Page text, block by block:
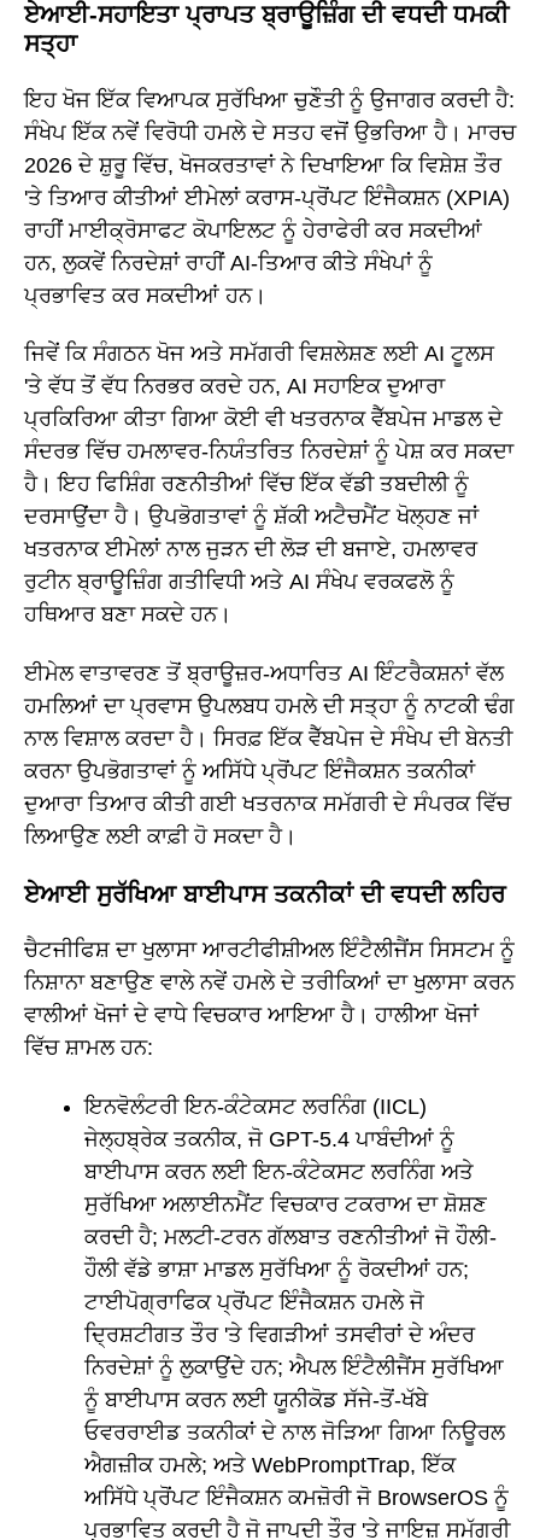
ਏਆਈ-ਸਹਾਇਤਾ ਪ੍ਰਾਪਤ ਬ੍ਰਾਊਜ਼ਿੰਗ ਦੀ ਵਧਦੀ ਧਮਕੀ
ਸਤ੍ਹਾ
ਇਹ ਖੋਜ ਇੱਕ ਵਿਆਪਕ ਸੁਰੱਖਿਆ ਚੁਣੌਤੀ ਨੂੰ ਉਜਾਗਰ ਕਰਦੀ ਹੈ:
ਸੰਖੇਪ ਇੱਕ ਨਵੇਂ ਵਿਰੋਧੀ ਹਮਲੇ ਦੇ ਸਤਹ ਵਜੋਂ ਉਭਰਿਆ ਹੈ। ਮਾਰਚ
2026 ਦੇ ਸ਼ੁਰੂ ਵਿੱਚ, ਖੋਜਕਰਤਾਵਾਂ ਨੇ ਦਿਖਾਇਆ ਕਿ ਵਿਸ਼ੇਸ਼ ਤੌਰ
'ਤੇ ਤਿਆਰ ਕੀਤੀਆਂ ਈਮੇਲਾਂ ਕਰਾਸ-ਪ੍ਰੋਂਪਟ ਇੰਜੈਕਸ਼ਨ (XPIA)
ਰਾਹੀਂ ਮਾਈਕ੍ਰੋਸਾਫਟ ਕੋਪਾਇਲਟ ਨੂੰ ਹੇਰਾਫੇਰੀ ਕਰ ਸਕਦੀਆਂ
ਹਨ, ਲੁਕਵੇਂ ਨਿਰਦੇਸ਼ਾਂ ਰਾਹੀਂ AI-ਤਿਆਰ ਕੀਤੇ ਸੰਖੇਪਾਂ ਨੂੰ
ਪ੍ਰਭਾਵਿਤ ਕਰ ਸਕਦੀਆਂ ਹਨ।
ਜਿਵੇਂ ਕਿ ਸੰਗਠਨ ਖੋਜ ਅਤੇ ਸਮੱਗਰੀ ਵਿਸ਼ਲੇਸ਼ਣ ਲਈ AI ਟੂਲਸ
'ਤੇ ਵੱਧ ਤੋਂ ਵੱਧ ਨਿਰਭਰ ਕਰਦੇ ਹਨ, AI ਸਹਾਇਕ ਦੁਆਰਾ
ਪ੍ਰਕਿਰਿਆ ਕੀਤਾ ਗਿਆ ਕੋਈ ਵੀ ਖਤਰਨਾਕ ਵੈੱਬਪੇਜ ਮਾਡਲ ਦੇ
ਸੰਦਰਭ ਵਿੱਚ ਹਮਲਾਵਰ-ਨਿਯੰਤਰਿਤ ਨਿਰਦੇਸ਼ਾਂ ਨੂੰ ਪੇਸ਼ ਕਰ ਸਕਦਾ
ਹੈ। ਇਹ ਫਿਸ਼ਿੰਗ ਰਣਨੀਤੀਆਂ ਵਿੱਚ ਇੱਕ ਵੱਡੀ ਤਬਦੀਲੀ ਨੂੰ
ਦਰਸਾਉਂਦਾ ਹੈ। ਉਪਭੋਗਤਾਵਾਂ ਨੂੰ ਸ਼ੱਕੀ ਅਟੈਚਮੈਂਟ ਖੋਲ੍ਹਣ ਜਾਂ
ਖਤਰਨਾਕ ਈਮੇਲਾਂ ਨਾਲ ਜੁੜਨ ਦੀ ਲੋੜ ਦੀ ਬਜਾਏ, ਹਮਲਾਵਰ
ਰੁਟੀਨ ਬ੍ਰਾਊਜ਼ਿੰਗ ਗਤੀਵਿਧੀ ਅਤੇ AI ਸੰਖੇਪ ਵਰਕਫਲੋ ਨੂੰ
ਹਥਿਆਰ ਬਣਾ ਸਕਦੇ ਹਨ।
ਈਮੇਲ ਵਾਤਾਵਰਣ ਤੋਂ ਬ੍ਰਾਊਜ਼ਰ-ਅਧਾਰਿਤ AI ਇੰਟਰੈਕਸ਼ਨਾਂ ਵੱਲ
ਹਮਲਿਆਂ ਦਾ ਪ੍ਰਵਾਸ ਉਪਲਬਧ ਹਮਲੇ ਦੀ ਸਤ੍ਹਾ ਨੂੰ ਨਾਟਕੀ ਢੰਗ
ਨਾਲ ਵਿਸ਼ਾਲ ਕਰਦਾ ਹੈ। ਸਿਰਫ਼ ਇੱਕ ਵੈੱਬਪੇਜ ਦੇ ਸੰਖੇਪ ਦੀ ਬੇਨਤੀ
ਕਰਨਾ ਉਪਭੋਗਤਾਵਾਂ ਨੂੰ ਅਸਿੱਧੇ ਪ੍ਰੋਂਪਟ ਇੰਜੈਕਸ਼ਨ ਤਕਨੀਕਾਂ
ਦੁਆਰਾ ਤਿਆਰ ਕੀਤੀ ਗਈ ਖਤਰਨਾਕ ਸਮੱਗਰੀ ਦੇ ਸੰਪਰਕ ਵਿੱਚ
ਲਿਆਉਣ ਲਈ ਕਾਫ਼ੀ ਹੋ ਸਕਦਾ ਹੈ।
ਏਆਈ ਸੁਰੱਖਿਆ ਬਾਈਪਾਸ ਤਕਨੀਕਾਂ ਦੀ ਵਧਦੀ ਲਹਿਰ
ਚੈਟਜੀਫਿਸ਼ ਦਾ ਖੁਲਾਸਾ ਆਰਟੀਫੀਸ਼ੀਅਲ ਇੰਟੈਲੀਜੈਂਸ ਸਿਸਟਮ ਨੂੰ
ਨਿਸ਼ਾਨਾ ਬਣਾਉਣ ਵਾਲੇ ਨਵੇਂ ਹਮਲੇ ਦੇ ਤਰੀਕਿਆਂ ਦਾ ਖੁਲਾਸਾ ਕਰਨ
ਵਾਲੀਆਂ ਖੋਜਾਂ ਦੇ ਵਾਧੇ ਵਿਚਕਾਰ ਆਇਆ ਹੈ। ਹਾਲੀਆ ਖੋਜਾਂ
ਵਿੱਚ ਸ਼ਾਮਲ ਹਨ:
ਇਨਵੋਲੰਟਰੀ ਇਨ-ਕੰਟੇਕਸਟ ਲਰਨਿੰਗ (IICL)
ਜੇਲ੍ਹਬ੍ਰੇਕ ਤਕਨੀਕ, ਜੋ GPT-5.4 ਪਾਬੰਦੀਆਂ ਨੂੰ
ਬਾਈਪਾਸ ਕਰਨ ਲਈ ਇਨ-ਕੰਟੇਕਸਟ ਲਰਨਿੰਗ ਅਤੇ
ਸੁਰੱਖਿਆ ਅਲਾਈਨਮੈਂਟ ਵਿਚਕਾਰ ਟਕਰਾਅ ਦਾ ਸ਼ੋਸ਼ਣ
ਕਰਦੀ ਹੈ; ਮਲਟੀ-ਟਰਨ ਗੱਲਬਾਤ ਰਣਨੀਤੀਆਂ ਜੋ ਹੌਲੀ-
ਹੌਲੀ ਵੱਡੇ ਭਾਸ਼ਾ ਮਾਡਲ ਸੁਰੱਖਿਆ ਨੂੰ ਰੋਕਦੀਆਂ ਹਨ;
ਟਾਈਪੋਗ੍ਰਾਫਿਕ ਪ੍ਰੋਂਪਟ ਇੰਜੈਕਸ਼ਨ ਹਮਲੇ ਜੋ
ਦ੍ਰਿਸ਼ਟੀਗਤ ਤੌਰ 'ਤੇ ਵਿਗੜੀਆਂ ਤਸਵੀਰਾਂ ਦੇ ਅੰਦਰ
ਨਿਰਦੇਸ਼ਾਂ ਨੂੰ ਲੁਕਾਉਂਦੇ ਹਨ; ਐਪਲ ਇੰਟੈਲੀਜੈਂਸ ਸੁਰੱਖਿਆ
ਨੂੰ ਬਾਈਪਾਸ ਕਰਨ ਲਈ ਯੂਨੀਕੋਡ ਸੱਜੇ-ਤੋਂ-ਖੱਬੇ
ਓਵਰਰਾਈਡ ਤਕਨੀਕਾਂ ਦੇ ਨਾਲ ਜੋੜਿਆ ਗਿਆ ਨਿਊਰਲ
ਐਗਜ਼ੀਕ ਹਮਲੇ; ਅਤੇ WebPromptTrap, ਇੱਕ
ਅਸਿੱਧੇ ਪ੍ਰੋਂਪਟ ਇੰਜੈਕਸ਼ਨ ਕਮਜ਼ੋਰੀ ਜੋ BrowserOS ਨੂੰ
ਪ੍ਰਭਾਵਿਤ ਕਰਦੀ ਹੈ ਜੋ ਜਾਪਦੀ ਤੌਰ 'ਤੇ ਜਾਇਜ਼ ਸਮੱਗਰੀ